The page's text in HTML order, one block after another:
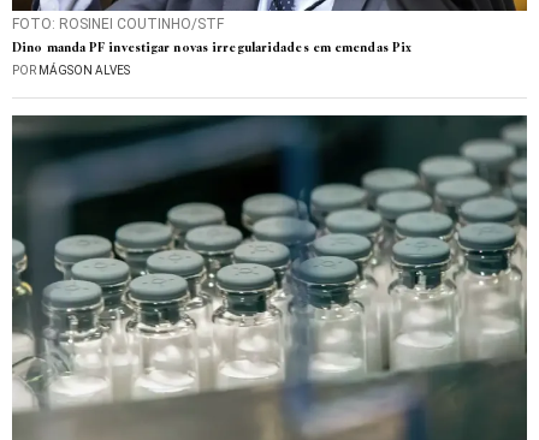
FOTO: ROSINEI COUTINHO/STF
Dino manda PF investigar novas irregularidades em emendas Pix
POR MÁGSON ALVES